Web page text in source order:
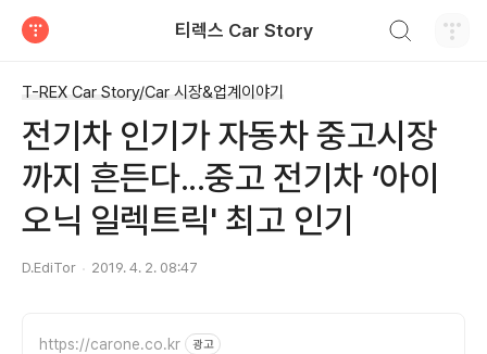
티렉스 Car Story
T-REX Car Story/Car 시장&업계이야기
전기차 인기가 자동차 중고시장
까지 흔든다...중고 전기차 ‘아이
오닉 일렉트릭' 최고 인기
D.EdiTor 2019. 4. 2. 08:47
https://carone.co.kr 광고